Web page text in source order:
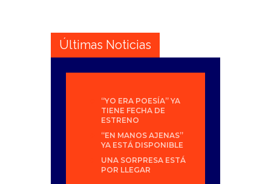
Últimas Noticias
“YO ERA POESÍA” YA
TIENE FECHA DE
ESTRENO
“EN MANOS AJENAS”
YA ESTÁ DISPONIBLE
UNA SORPRESA ESTÁ
POR LLEGAR